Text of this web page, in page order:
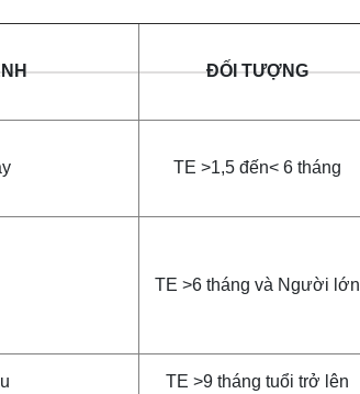
ĐỐI TƯỢNG
TE >1,5 đến< 6 tháng
TE >6 tháng và Người lớn
TE >9 tháng tuổi trở lên